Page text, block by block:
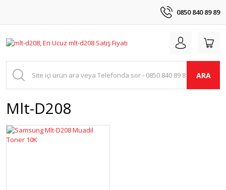
0850 840 89 89
ARA
Mlt-D208